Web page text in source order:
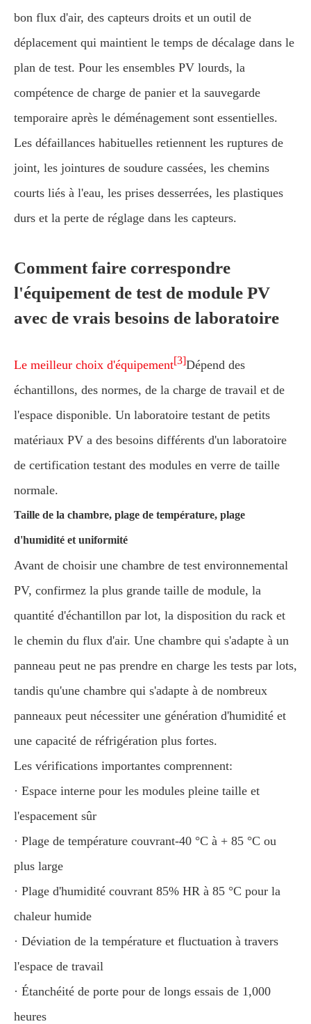
bon flux d'air, des capteurs droits et un outil de
déplacement qui maintient le temps de décalage dans le
plan de test. Pour les ensembles PV lourds, la
compétence de charge de panier et la sauvegarde
temporaire après le déménagement sont essentielles.
Les défaillances habituelles retiennent les ruptures de
joint, les jointures de soudure cassées, les chemins
courts liés à l'eau, les prises desserrées, les plastiques
durs et la perte de réglage dans les capteurs.
Comment faire correspondre
l'équipement de test de module PV
avec de vrais besoins de laboratoire
Le meilleur choix d'équipement[3]Dépend des
échantillons, des normes, de la charge de travail et de
l'espace disponible. Un laboratoire testant de petits
matériaux PV a des besoins différents d'un laboratoire
de certification testant des modules en verre de taille
normale.
Taille de la chambre, plage de température, plage
d'humidité et uniformité
Avant de choisir une chambre de test environnemental
PV, confirmez la plus grande taille de module, la
quantité d'échantillon par lot, la disposition du rack et
le chemin du flux d'air. Une chambre qui s'adapte à un
panneau peut ne pas prendre en charge les tests par lots,
tandis qu'une chambre qui s'adapte à de nombreux
panneaux peut nécessiter une génération d'humidité et
une capacité de réfrigération plus fortes.
Les vérifications importantes comprennent:
· Espace interne pour les modules pleine taille et
l'espacement sûr
· Plage de température couvrant-40 °C à + 85 °C ou
plus large
· Plage d'humidité couvrant 85% HR à 85 °C pour la
chaleur humide
· Déviation de la température et fluctuation à travers
l'espace de travail
· Étanchéité de porte pour de longs essais de 1,000
heures